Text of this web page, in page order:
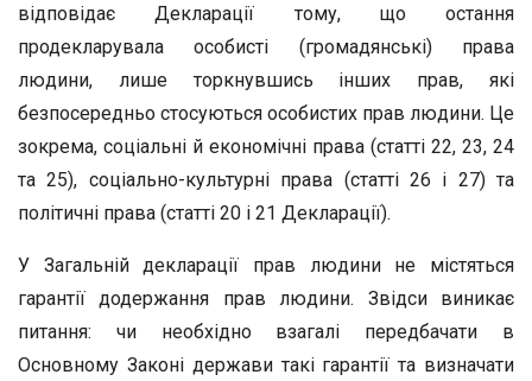
відповідає Декларації тому, що остання
продекларувала особисті (громадянські) права
людини, лише торкнувшись інших прав, які
безпосередньо стосуються особистих прав людини. Це
зокрема, соціальні й економічні права (статті 22, 23, 24
та 25), соціально-культурні права (статті 26 і 27) та
політичні права (статті 20 і 21 Декларації).
У Загальній декларації прав людини не містяться
гарантії додержання прав людини. Звідси виникає
питання: чи необхідно взагалі передбачати в
Основному Законі держави такі гарантії та визначати